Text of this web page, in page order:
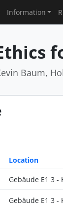
Information
Baum,
Location
Gebäude E1 3 -
Gebäude E1 3 -